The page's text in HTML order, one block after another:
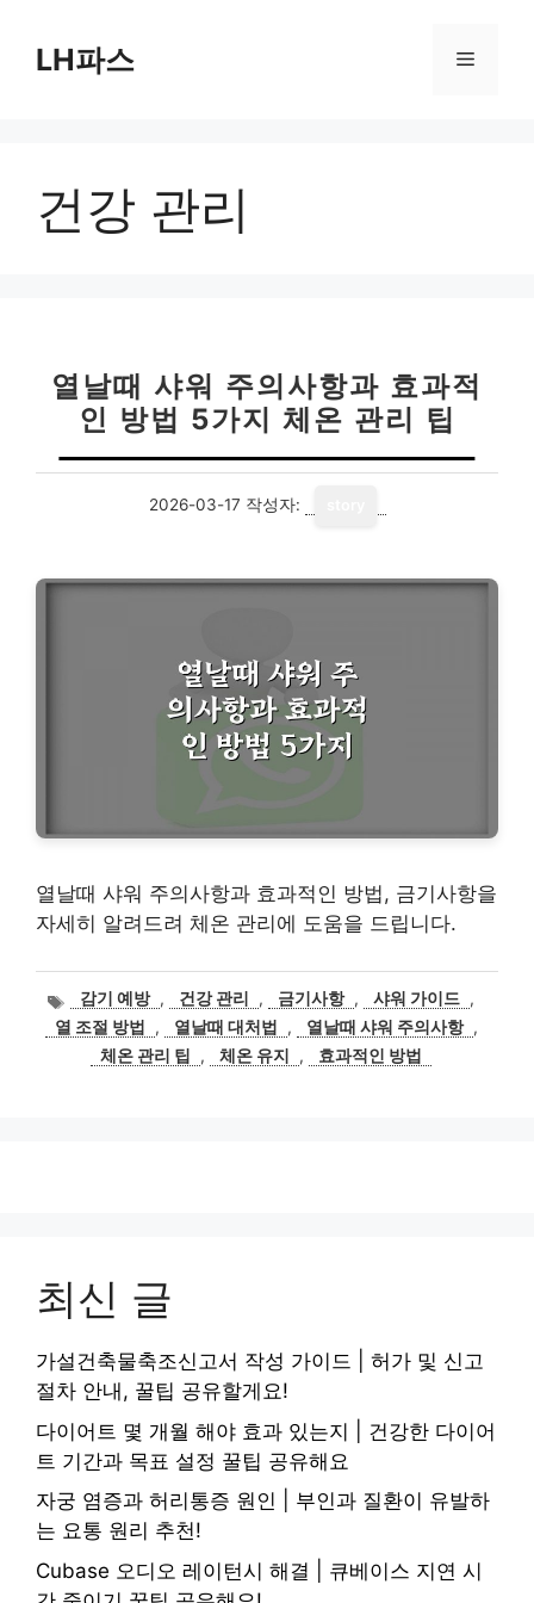
LH파스 메
건강 관리
열날때 샤워 주의사항과 효과적
인 방법 5가지 체온 관리 팁
2026-03-17 작성자:
열날때 샤워 주의사항과 효과적인 방법, 금기사항을
자세히 알려드려 체온 관리에 도움을 드립니다.
태
그
감기 예방 , 건강 관리 , 금기사항 , 샤워 가이드 ,
열 조절 방법
, 열날때 대처법 , 열날때 샤워 주의사항 ,
체온 관리 팁
, 체온 유지 , 효과적인 방법
최신 글
가설건축물축조신고서 작성 가이드 | 허가 및 신고
절차 안내, 꿀팁 공유할게요!
다이어트 몇 개월 해야 효과 있는지 | 건강한 다이어
트 기간과 목표 설정 꿀팁 공유해요
자궁 염증과 허리통증 원인 | 부인과 질환이 유발하
는 요통 원리 추천!
Cubase 오디오 레이턴시 해결 | 큐베이스 지연 시